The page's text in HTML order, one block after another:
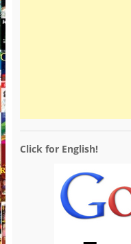
Click for English!